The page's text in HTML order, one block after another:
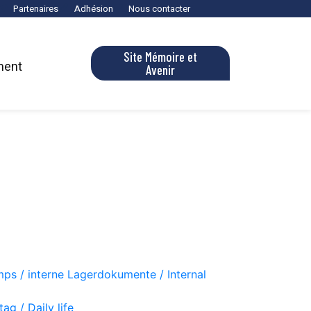
Partenaires Adhésion Nous contacter
Site Mémoire et
Avenir
/ interne Lagerdokumente / Internal
/ Daily life